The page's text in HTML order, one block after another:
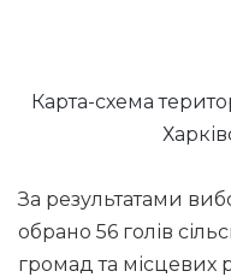
Карта-схема
За результатами
обрано 56 голів
громад та місцевих